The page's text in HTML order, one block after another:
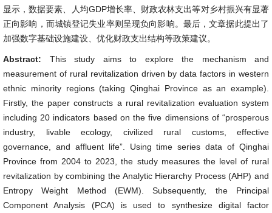
显示，数据要素、人均GDP增长率、财政农林支出等对乡村振兴有显著
正向影响，而城镇登记失业率则呈现负向影响。最后，文章据此提出了
加强数字基础设施建设、优化财政支出结构等政策建议。
Abstract: This study aims to explore the mechanism and
measurement of rural revitalization driven by data factors in western
ethnic minority regions (taking Qinghai Province as an example).
Firstly, the paper constructs a rural revitalization evaluation system
including 20 indicators based on the five dimensions of “prosperous
industry, livable ecology, civilized rural customs, effective
governance, and affluent life”. Using time series data of Qinghai
Province from 2004 to 2023, the study measures the level of rural
revitalization by combining the Analytic Hierarchy Process (AHP) and
Entropy Weight Method (EWM). Subsequently, the Principal
Component Analysis (PCA) is used to synthesize digital factor